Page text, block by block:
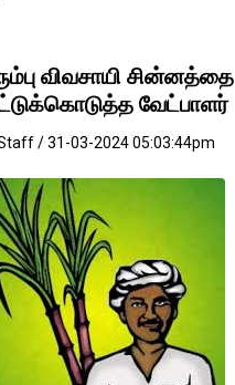
விவசாயி சின்னத்தை
வேட்பாளர்
/ 31-03-2024 05:03:44pm